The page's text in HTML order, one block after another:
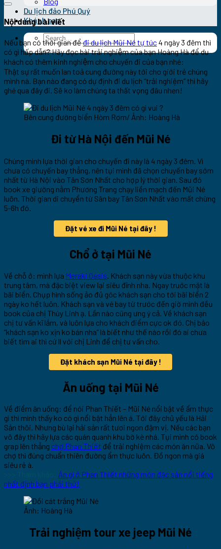
Du lịch đảo Phú Quý
Khách sạn
Nội dung bài viết
Nếu bạn có thời gian đểđi du lịch Mũi Né tự túc4 ngày 3 đêm thì
có gì hấp dẫn? Hãy đọc bài trải nghiệm của bạn Hoàng Hà để du
khách có thêm kinh nghiệm cho chuyến đi của bạn nhé:
Thật sự rất muốn lan toả cung đường này tới cho giới trẻ chúng
mình nà. Bạn nào đang có dự định đi du lịch “trải nghiệm” thì hãy
ghé qua đây đi. Sẽ ko làm chúng ta thất vọng đâu nhen!
Bên cung đường biển Hòm Rơm/ Ảnh: Hoàng Hà
Đi từ Hà Nội đến Mũi Né
Chúng mình lựa thời gian cho chuyến đi này là 4 ngày 3 đêm. Vì
chưa có chuyến bay thẳng, nên tụi mình đã chọn chuyến bay sớm
nhất từ Hà Nội vào Tân Sơn Nhất cho hợp lý thời gian. Sau đó
book xe giường nằm Phương Trang chạy liền mạch đến Mũi Né
luôn. Thời gian di chuyển từ Sân bay Tân Sơn Nhất vào mất chừng
5-6h đó.
Đặt vé xe đi Mũi Né tại đây !
Chổ ở tại Mũi Né
Về chỗ ở: mình lựa Meraki Oasis . Khách sạn này vừa thuộc khu
trung tâm, mà đặc biệt view lại siêu đỉnh nha. Ngay truớc mặt là
bãi biển. Chụp hình sống ảo đủ góc khách sạn cho tới bãi biển 2
ngày ko hết luôn. Khách sạn và vé bay từ trước đến giờ mình đều
book của chị Thùy Linh ạ. Lần nào cũng ưng ý cả. Về khách sạn
chị tư vấn kĩ lắm, và luôn lựa cho khách điểm cực ok đó. Chị bảo
“khách sạn ko xịn ko bán nha” là biết như thế nào rồi đó ai chưa
biết tìm ai thì cứ ll với chị Linh để chị tư vấn cho.
Đặt khách sạn Mũi Né tại đây !
Ăn uống tại Mũi Né
Về điểm ăn uống: để nói Phan Thiết – Mũi Né nổi bật về ẩm thực
gì thì mình thấy ko có gì nổi bật hẳn lên á. Tới đây chủ yếu là Hải
Sản thôi. Nhưng bù lại hải sản rất tươi ngon đậm vị. Nếu các bạn
vô đây thì hãy lựa các quán quanh khu bờ kè nhá. Tụi mình có book
grap lên thẳng chợ Phan Thiết để trải nghiệm các món ăn nữa. Vô
chợ thì đúng chuẩn thiên đường ẩm thực luôn. Đồ ngon mà giá
siêu rẻ à.
Ăn gì ở Phan Thiết những món đặc sản nổi tiếng
nhất định bạn phải thử!
Ảnh: Hoàng Hà
Trải nghiệm tour xe jeep Mũi Né